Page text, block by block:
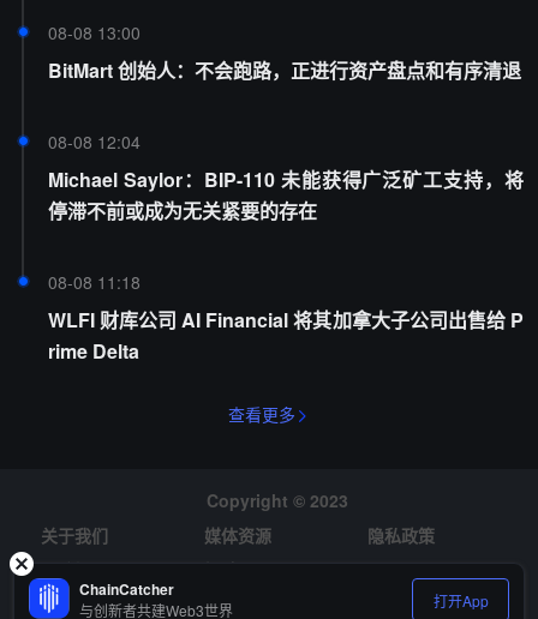
08-08 13:00
BitMart 创始人：不会跑路，正进行资产盘点和有序清退
08-08 12:04
Michael Saylor：BIP-110 未能获得广泛矿工支持，将
停滞不前或成为无关紧要的存在
08-08 11:18
WLFI 财库公司 AI Financial 将其加拿大子公司出售给 P
rime Delta
查看更多
Copyright © 2023
关于我们
媒体资源
隐私政策
风险提示
招聘
ChainCatcher
与创新者共建Web3世界 打开App